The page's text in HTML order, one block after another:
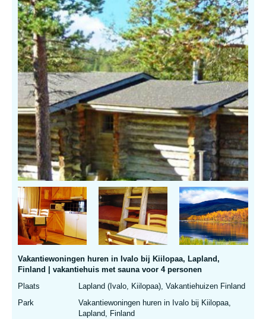
Vakantiewoningen huren in Ivalo bij Kiilopaa, Lapland,
Finland | vakantiehuis met sauna voor 4 personen
Plaats
Lapland (Ivalo, Kiilopaa), Vakantiehuizen Finland
Park
Vakantiewoningen huren in Ivalo bij Kiilopaa,
Lapland, Finland